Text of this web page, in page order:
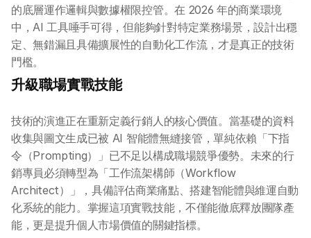
的底層運作邏輯與數據權限控管。在 2026 年的商業環境
中，AI 工具唾手可得，但能夠針對特定業務場景，設計出穩
定、無錯漏且具備擴展性的自動化工作流，才是真正的技術
門檻。
升級職場實戰技能
技術的演進正在重新定義行銷人的核心價值。當基礎的資料
收集與圖文生成已被 AI 智能體無縫接管，單純依賴「下指
令（Prompting）」已不足以構成職場競爭優勢。未來的行
銷專員必須轉型為「工作流架構師（Workflow
Architect）」，具備評估商業痛點、搭建智能體與維運自動
化系統的能力。掌握這項實戰技能，不僅能徹底釋放團隊產
能，更是提升個人市場價值的關鍵指標。
AI 攻略及資訊
AI 企業培訓
學校 AI 培訓
一年任學 AI 課程計劃
網上 AI 學習平台
AI 應用服務